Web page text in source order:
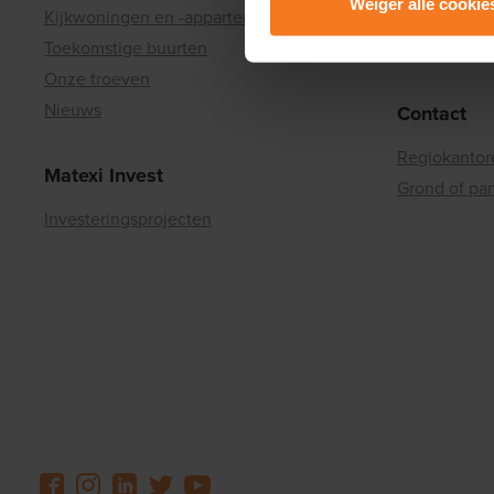
Lees er meer over in onze
Weiger alle
Kijkwoningen en -appartementen
Toekomstige buurten
Onze troeven
Nieuws
Matexi Invest
Investeringsprojecten
Investor
Contact
Grond of